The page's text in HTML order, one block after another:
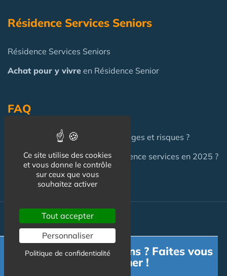
Résidence Services Seniors
Résidence Services Seniors
Achat pour y vivre en Résidence Senior
FAQ
Investir en Résidence Senior : pièges et risques ?
Investir en LMNP dans une résidence services en 2025 ?
Actualité
Actualité
Besoin d'informations ? Faites vous
accompagner !
Ce site utilise des cookies
et vous donne le contrôle
sur ceux que vous
souhaitez activer
Tout accepter
Personnaliser
Politique de confidentialité